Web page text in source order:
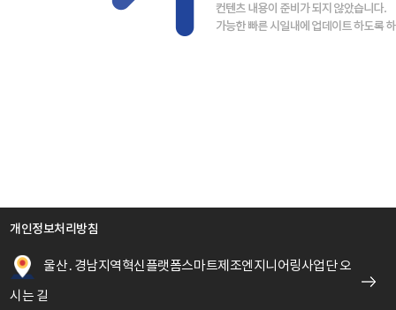
개인정보처리방침
울산․경남지역혁신플랫폼스마트제조엔지니어링사업단 오
시는 길